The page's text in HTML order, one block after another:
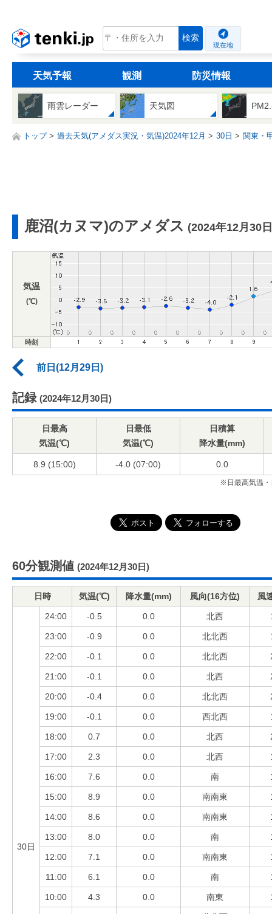
tenki.jp 検索
現在地
天気予報 観測 防災情報
雨雲レーダー 天気図
トップ 過去天気(アメダス実況・気温)2024年12月 30日 関東・
鹿沼(カヌマ)のアメダス (2024年12月30
気温
(℃)
時刻
前日(12月29日)
記録 (2024年12月30日)
日最高
気温(℃)
日最低
気温(℃)
日積算
降水量(mm)
8.9 (15:00) -4.0 (07:00) 0.0
※日最高気温・
60分観測値 (2024年12月30日)
日時 気温(℃) 降水量(mm) 風向(16方位) 風
30日
24:00 -0.5 0.0 北西
23:00 -0.9 0.0 北北西
22:00 -0.1 0.0 北北西
21:00 -0.1 0.0 北西
20:00 -0.4 0.0 北北西
19:00 -0.1 0.0 西北西
18:00 0.7 0.0 北西
17:00 2.3 0.0 北西
16:00 7.6 0.0 南
15:00 8.9 0.0 南南東
14:00 8.6 0.0 南南東
13:00 8.0 0.0 南
12:00 7.1 0.0 南南東
11:00 6.1 0.0 南
10:00 4.3 0.0 南東